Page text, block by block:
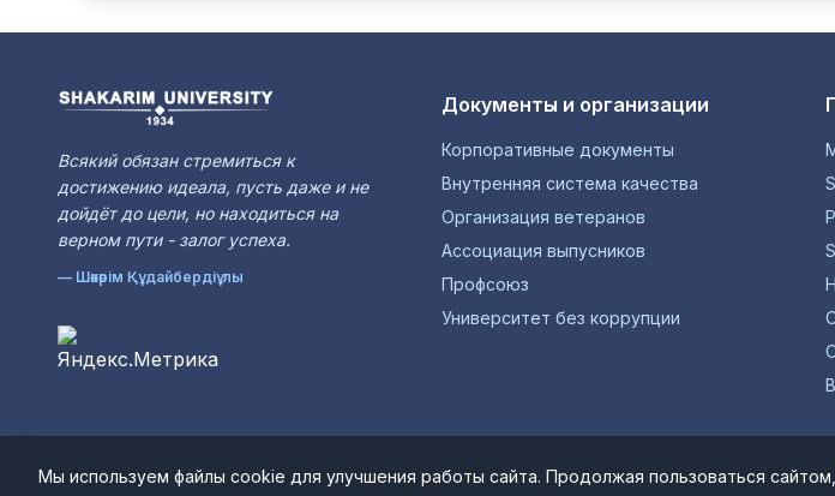
Всякий обязан стремиться к
достижению идеала, пусть даже и не
дойдёт до цели, но находиться на
верном пути - залог успеха.
— Шәкәрім Құдайбердіұлы
Документы и организации
Корпоративные документы
Внутренняя система качества
Организация ветеранов
Ассоциация выпусников
Профсоюз
Университет без коррупции
Мы используем файлы cookie для улучшения работы сайта. Продолжая пользоваться